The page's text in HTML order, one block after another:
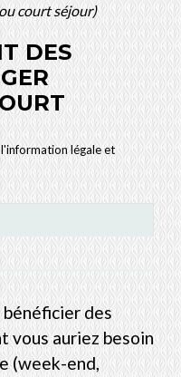
court séjour)
DES
légale et
des
vous auriez besoin
(week-end,